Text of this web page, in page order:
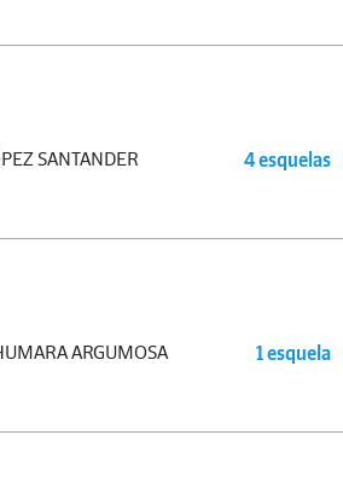
SANTANDER 4 esquelas
ARGUMOSA 1 esquela